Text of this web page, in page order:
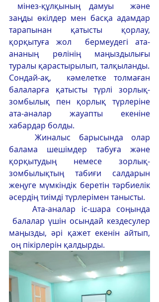
мінез-құлқының дамуы  және
заңды өкілдер мен басқа адамдар
тарапынан қатысты қорлау,
қорқытуға жол  бермеудегі ата-
ананың рөлінің маңыздылығы
туралы қарастырылып, талқыланды.
Сондай-ақ,  кәмелетке толмаған
балаларға қатысты түрлі зорлық-
зомбылық пен қорлық түрлеріне
ата-аналар жауапты екеніне
хабардар болды.
	Жиналыс барысында олар
балама шешімдер табуға және
қорқытудың немесе зорлық-
зомбылықтың табиғи салдарын
жеңуге мүмкіндік беретін тәрбиелік
әсердің тиімді түрлерімен танысты.
	Ата-аналар іс-шара соңында
балалар үшін осындай кездесулер
маңызды, әрі қажет екенін айтып,
оң пікірлерін қалдырды.